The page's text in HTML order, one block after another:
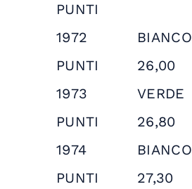
PUNTI
1972
BIANCO
PUNTI
26,00
1973
VERDE
PUNTI
26,80
1974
BIANCO
PUNTI
27,30